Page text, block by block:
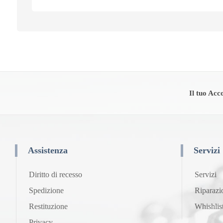
Il tuo
Assistenza
Diritto di recesso
Spedizione
Restituzione
Servizi
Servizi